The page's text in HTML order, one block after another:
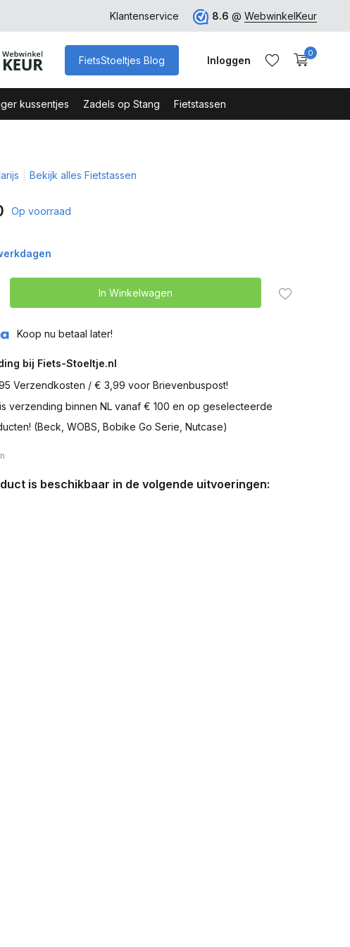
euro Veilig Bestellen - Webshop Keurmerk
Klantenservice 8.6 @ WebwinkelKeur
FietsStoeltjes Blog Inloggen
0
kussentjes Zadels op Stang Fietstassen
Bekijk alles Fietstassen
Op voorraad
In Winkelwagen
Koop nu betaal later!
bij Fiets-Stoeltje.nl
Verzendkosten / € 3,99 voor Brievenbuspost!
verzending binnen NL vanaf € 100 en op geselecteerde
(Beck, WOBS, Bobike Go Serie, Nutcase)
is beschikbaar in de volgende uitvoeringen: